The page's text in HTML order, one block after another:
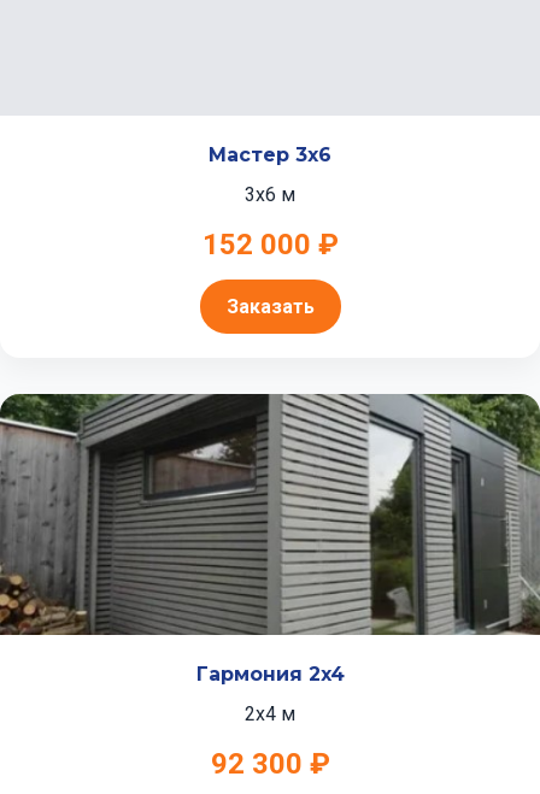
Мастер 3x6
3x6 м
152 000 ₽
Заказать
Гармония 2x4
2x4 м
92 300 ₽